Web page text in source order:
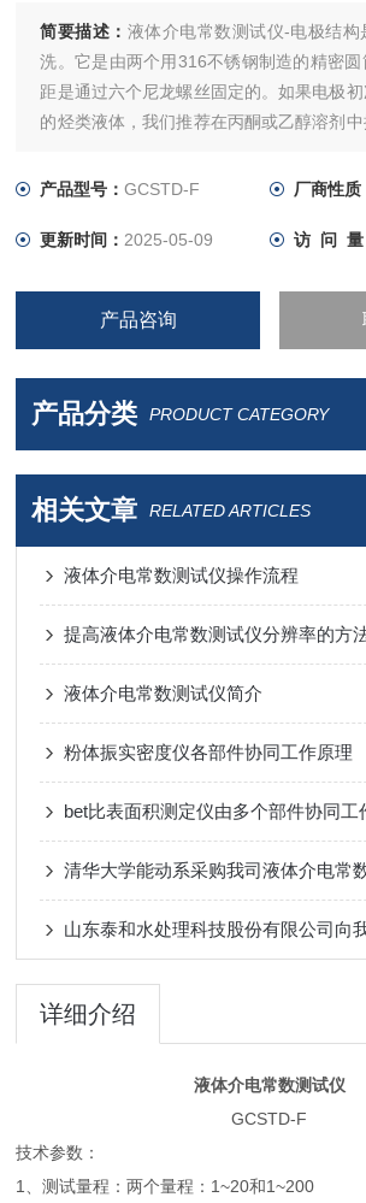
简要描述： 液体介电常数测试仪-电极结构
洗。它是由两个用316不锈钢制造的精密
距是通过六个尼龙螺丝固定的。如果电极
的烃类液体，我们推荐在丙酮或乙醇溶剂
量的准确性。
产品型号：GCSTD-F 厂商性质
更新时间： 2025-05-09 访 问 量
产品咨询
产品分类 PRODUCT CATEGORY
相关文章 RELATED ARTICLES
液体介电常数测试仪操作流程
提高液体介电常数测试仪分辨率的方
液体介电常数测试仪简介
粉体振实密度仪各部件协同工作原理
bet比表面积测定仪由多个部件协同工
清华大学能动系采购我司液体介电常
详细介绍
液体介电常数测试仪
GCSTD-F
技术参数：
1、测试量程：两个量程：1~20和1~200